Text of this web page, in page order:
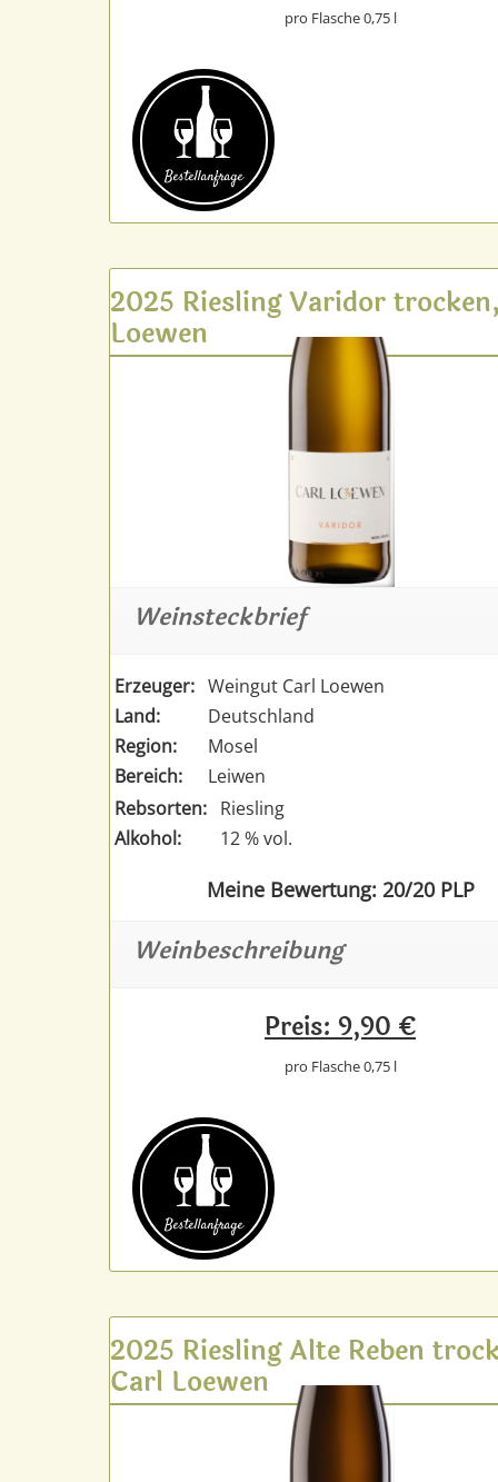
pro Flasche 0,75 l
Bestell­anfrage
2025 Riesling Varidor
Loewen
Weinsteckbrief
Erzeuger: Weingut Carl Loewen
Land:
Deutschland
Region:
Mosel
Bereich:
Leiwen
Rebsorten: Riesling
Alkohol:
12 % vol.
Meine Bewertung: 20/20 PLP
Weinbeschreibung
Preis: 9,90 €
pro Flasche 0,75 l
Bestell­anfrage
2025 Riesling Alte Reben
Carl Loewen